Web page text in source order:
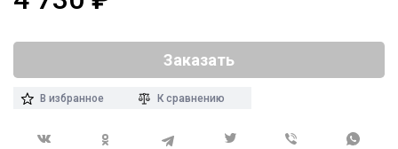
Заказать
В избранное К сравнению